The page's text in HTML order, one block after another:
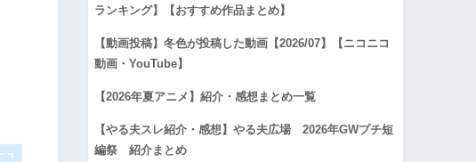
ランキング】【おすすめ作品まとめ】
【動画投稿】冬色が投稿した動画【2026/07】【ニコニコ
動画・YouTube】
【2026年夏アニメ】紹介・感想まとめ一覧
【やる夫スレ紹介・感想】やる夫広場 2026年GWプチ短
編祭 紹介まとめ